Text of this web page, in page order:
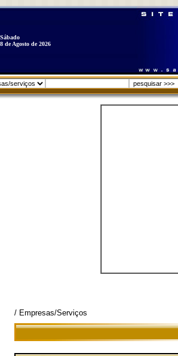
Sábado
8 de Agosto de 2026
/ Empresas/Serviços